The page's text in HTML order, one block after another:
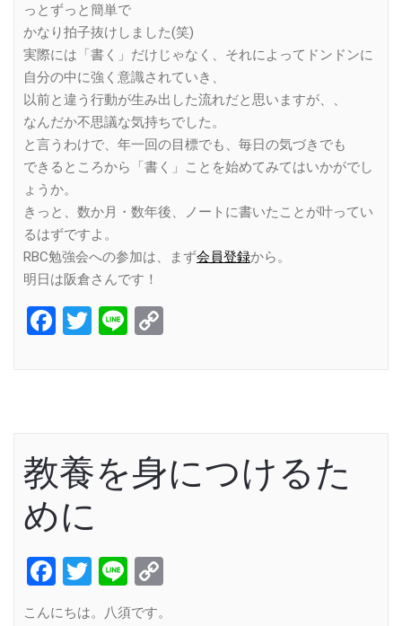
っとずっと簡単で
かなり拍子抜けしました(笑)
実際には「書く」だけじゃなく、それによってドンドンに
自分の中に強く意識されていき、
以前と違う行動が生み出した流れだと思いますが、、
なんだか不思議な気持ちでした。
と言うわけで、年一回の目標でも、毎日の気づきでも
できるところから「書く」ことを始めてみてはいかがでし
ょうか。
きっと、数か月・数年後、ノートに書いたことが叶ってい
るはずですよ。
RBC勉強会への参加は、まず会員登録から。
明日は阪倉さんです！
Facebook
Twitter
Line
教養を身につけるた
めに
Facebook
Twitter
Line
こんにちは。八須です。